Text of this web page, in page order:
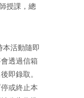
授課，總
活動隨即
透過信箱
即錄取。
或終止本